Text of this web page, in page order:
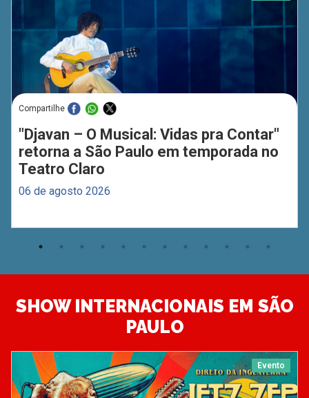
Compartilhe
"Djavan – O Musical: Vidas pra Contar"
retorna a São Paulo em temporada no
Teatro Claro
06 de agosto 2026
SHOW INTERNACIONAIS EM SÃO
PAULO
Evento